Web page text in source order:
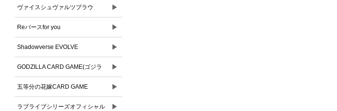
ヴァイスシュヴァルツブラウ ▶
Reバースfor you ▶
Shadowverse EVOLVE ▶
GODZILLA CARD GAME(ゴジラ
カードゲーム)
▶
五等分の花嫁CARD GAME ▶
ラブライブシリーズオフィシャル ▶